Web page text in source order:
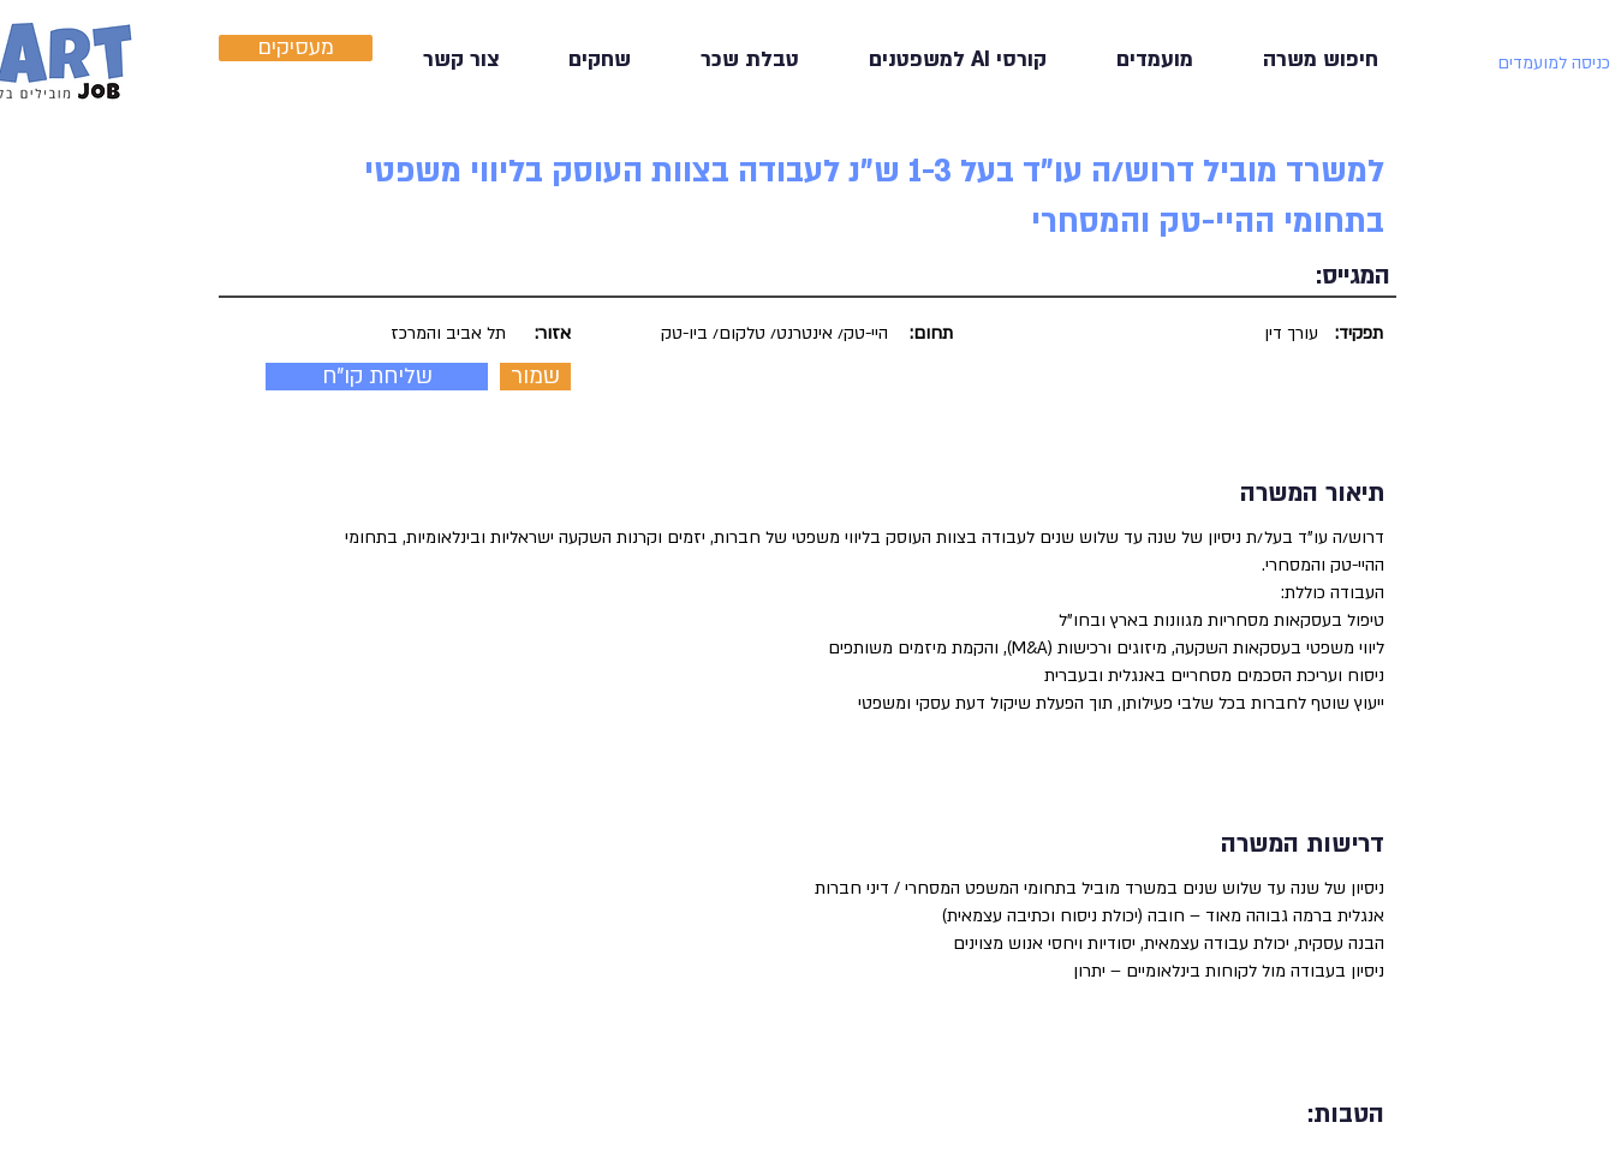
מעסיקים חיפוש משרה מועמדים קורסי AI למשפטנים טבלת שכר שחקים צור קשר כניסה למועמדים
למשרד מוביל דרוש/ה עו"ד בעל 1-3 ש"נ לעבודה בצוות העוסק בליווי משפטי
בתחומי ההיי-טק והמסחרי
המגייס:
תל אביב והמרכז אזור:
שליחת קו"ח שמור
היי-טק/ אינטרנט/ טלקום/ ביו-טק תחום: עורך דין תפקיד:
תיאור המשרה
דרוש/ה עו"ד בעל/ת ניסיון של שנה עד שלוש שנים לעבודה בצוות העוסק בליווי משפטי של חברות, יזמים וקרנות השקעה ישראליות ובינלאומיות, בתחומי
ההיי-טק והמסחרי.
העבודה כוללת:
טיפול בעסקאות מסחריות מגוונות בארץ ובחו"ל
ליווי משפטי בעסקאות השקעה, מיזוגים ורכישות (M&A), והקמת מיזמים משותפים
ניסוח ועריכת הסכמים מסחריים באנגלית ובעברית
ייעוץ שוטף לחברות בכל שלבי פעילותן, תוך הפעלת שיקול דעת עסקי ומשפטי
דרישות המשרה
ניסיון של שנה עד שלוש שנים במשרד מוביל בתחומי המשפט המסחרי / דיני חברות
אנגלית ברמה גבוהה מאוד – חובה (יכולת ניסוח וכתיבה עצמאית)
הבנה עסקית, יכולת עבודה עצמאית, יסודיות ויחסי אנוש מצוינים
ניסיון בעבודה מול לקוחות בינלאומיים – יתרון
הטבות: